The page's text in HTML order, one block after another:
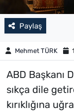
Paylaş
Mehmet TÜRK
ABD Başkanı
sıkça dile
kırıklığına